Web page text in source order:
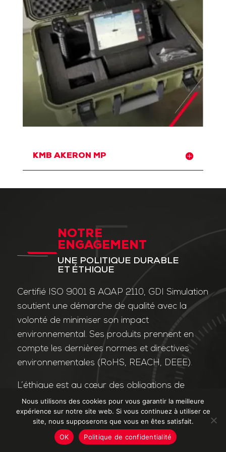
KMB AKERON MP
NOTRE
ENGAGEMENT
UNE POLITIQUE DURABLE
ET ÉTHIQUE
Certifié ISO 9001 & AQAP 2110, GDI Simulation
soutient une démarche de qualité avec la
volonté de minimiser son impact
environnemental. Ses produits prennent en
compte les dernières normes et directives
environnementales (RoHS, REACH, DEEE).
L’éthique est au cœur des obligations de
l’entreprise et de ses valeurs. Nos affaires
sont conduites dans le strict respect des
différentes lois applicables dans le domaine
de la lutte contre la corruption et le trafic
Nous utilisons des cookies pour vous garantir la meilleure
expérience sur notre site web. Si vous continuez à utiliser ce
site, nous supposerons que vous en êtes satisfait.
OK
Politique de confidentialité